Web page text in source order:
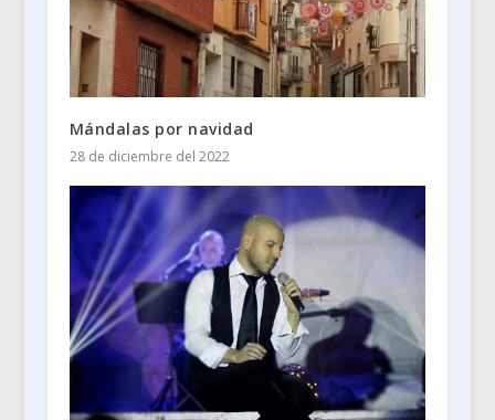
Mándalas por navidad
28 de diciembre del 2022